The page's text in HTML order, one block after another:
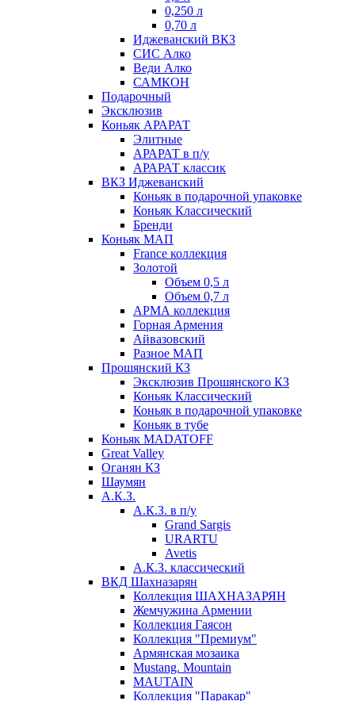
0,250 л
0,70 л
Иджеванский ВКЗ
СИС Алко
Веди Алко
САМКОН
Подарочный
Эксклюзив
Коньяк АРАРАТ
Элитные
АРАРАТ в п/у
АРАРАТ классик
ВКЗ Иджеванский
Коньяк в подарочной упаковке
Коньяк Классический
Бренди
Коньяк МАП
France коллекция
Золотой
Объем 0,5 л
Объем 0,7 л
АРМА коллекция
Горная Армения
Айвазовский
Разное МАП
Прошянский КЗ
Эксклюзив Прошянского КЗ
Коньяк Классический
Коньяк в подарочной упаковке
Коньяк в тубе
Коньяк MADATOFF
Great Valley
Оганян КЗ
Шаумян
А.К.З.
А.К.З. в п/у
Grand Sargis
URARTU
Avetis
А.К.З. классический
ВКД Шахназарян
Коллекция ШАХНАЗАРЯН
Жемчужина Армении
Коллекция Гаясон
Коллекция "Премиум"
Армянская мозаика
Mustang. Mountain
MAUTAIN
Коллекция "Паракар"